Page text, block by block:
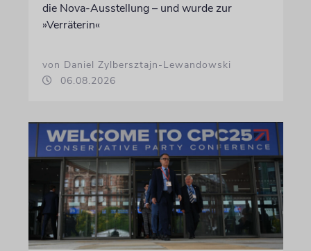
die Nova-Ausstellung – und wurde zur
»Verräterin«
von Daniel Zylbersztajn-Lewandowski
06.08.2026